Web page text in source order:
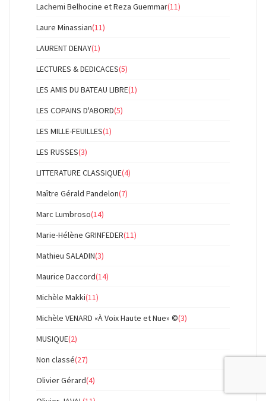
Lachemi Belhocine et Reza Guemmar(11)
Laure Minassian(11)
LAURENT DENAY(1)
LECTURES & DEDICACES(5)
LES AMIS DU BATEAU LIBRE(1)
LES COPAINS D'ABORD(5)
LES MILLE-FEUILLES(1)
LES RUSSES(3)
LITTERATURE CLASSIQUE(4)
Maître Gérald Pandelon(7)
Marc Lumbroso(14)
Marie-Hélène GRINFEDER(11)
Mathieu SALADIN(3)
Maurice Daccord(14)
Michèle Makki(11)
Michèle VENARD «À Voix Haute et Nue» ©(3)
MUSIQUE(2)
Non classé(27)
Olivier Gérard(4)